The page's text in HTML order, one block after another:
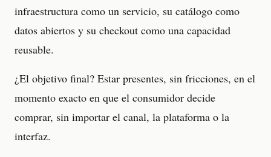
infraestructura como un servicio, su catálogo como
datos abiertos y su checkout como una capacidad
reusable.
¿El objetivo final? Estar presentes, sin fricciones, en el
momento exacto en que el consumidor decide
comprar, sin importar el canal, la plataforma o la
interfaz.